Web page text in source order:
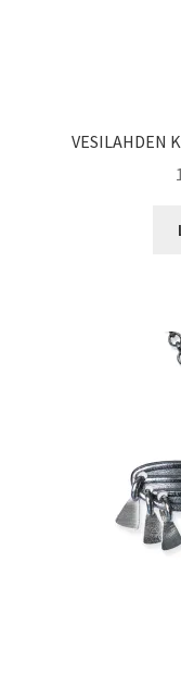
VESILAHDEN